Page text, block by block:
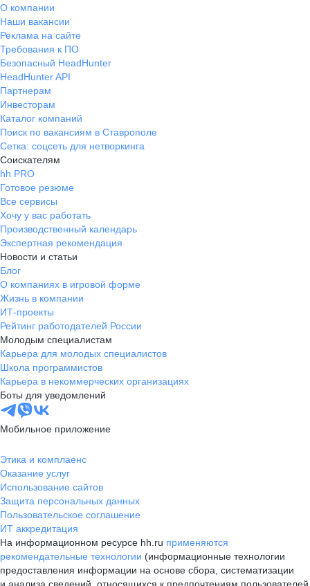
О компании
Наши вакансии
Реклама на сайте
Требования к ПО
Безопасный HeadHunter
HeadHunter API
Партнерам
Инвесторам
Каталог компаний
Поиск по вакансиям в Ставрополе
Сетка: соцсеть для нетворкинга
Соискателям
hh PRO
Готовое резюме
Все сервисы
Хочу у вас работать
Производственный календарь
Экспертная рекомендация
Новости и статьи
Блог
О компаниях в игровой форме
Жизнь в компании
ИТ-проекты
Рейтинг работодателей России
Молодым специалистам
Карьера для молодых специалистов
Школа программистов
Карьера в некоммерческих организациях
Боты для уведомлений
Мобильное приложение
Этика и комплаенс
Оказание услуг
Использование сайтов
Защита персональных данных
Пользовательское соглашение
ИТ аккредитация
На информационном ресурсе hh.ru применяются
рекомендательные технологии (информационные технологии
предоставления информации на основе сбора, систематизации